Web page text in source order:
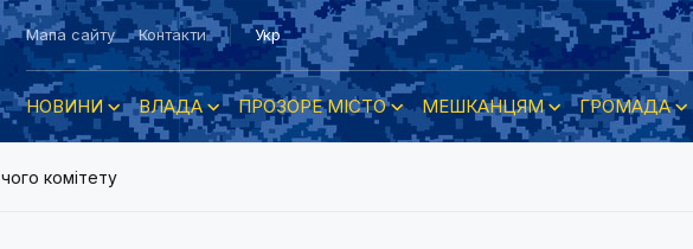
Мапа сайту Контакти Укр
НОВИНИ ВЛАДА ПРОЗОРЕ МІСТО МЕШКАНЦЯМ ГРОМАДА
комітету